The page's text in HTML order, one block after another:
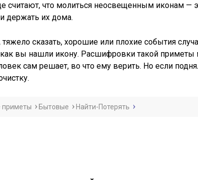
считают, что молиться неосвещенным иконам —
держать их дома.
тяжело сказать, хорошие или плохие события
как вы нашли икону. Расшифровки такой приметы
сам решает, во что ему верить. Но если
приметы Бытовые Найти-Потерять